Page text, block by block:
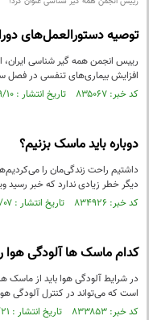
توصیه دستورالعمل‌های
رییس انجمن همه گیر شناسی ایران،
افزایش بیماری‌های تنفسی در فصل
کد خبر: ۸۳۵۰۶۷ تاریخ انتشار : ۱۴۰۲/۰۹/۱۰
دوباره باید ماسک بزنیم؟
داشتیم راحت زندگی‌مان را
دیگر خطر زیادی ندارد که خبر رسید
کد خبر: ۸۳۴۹۲۶ تاریخ انتشار : ۱۴۰۲/۰۹/۰۷
کدام ماسک‌ ها آلودگی هوا
است که می‌تواند در کنترل آلودگی
کد خبر: ۸۳۳۸۵۳ تاریخ انتشار : ۱۴۰۲/۰۸/۲۱